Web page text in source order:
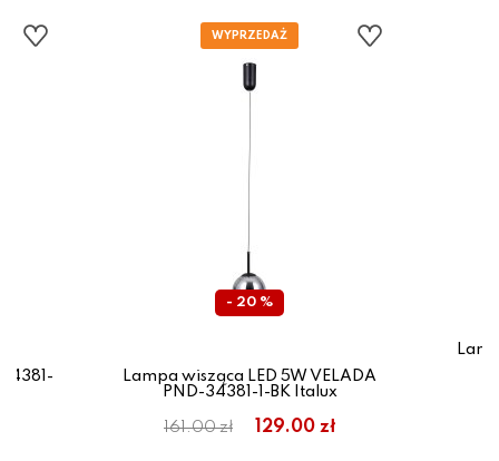
- 20 %
Lampa wisząca LED 5W VELADA
PND-34381-1-BK Italux
161.00 zł 129.00 zł